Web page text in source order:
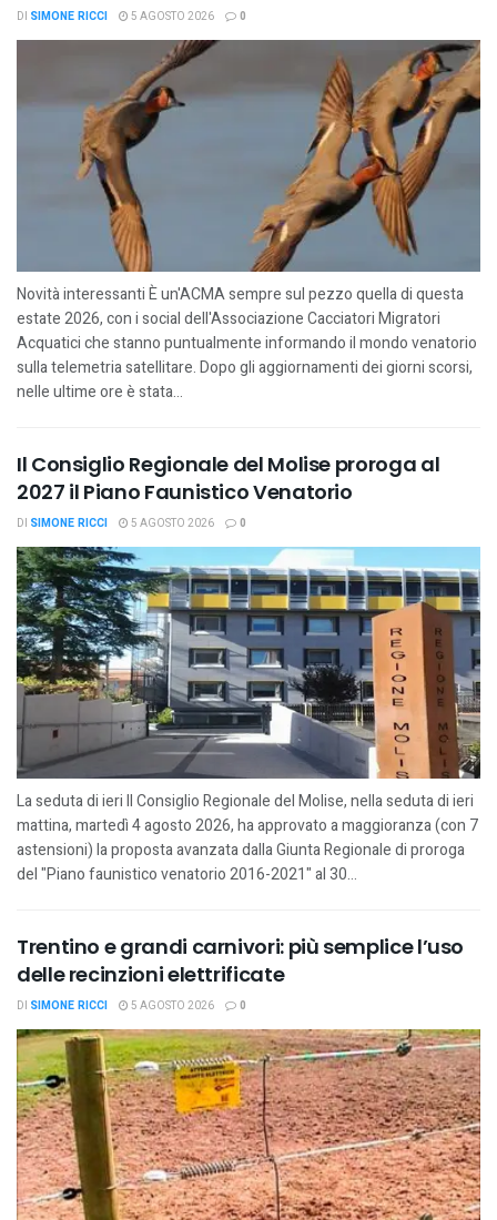
DI SIMONE RICCI 5 AGOSTO 2026 0
Novità interessanti È un'ACMA sempre sul pezzo quella di questa
estate 2026, con i social dell'Associazione Cacciatori Migratori
Acquatici che stanno puntualmente informando il mondo venatorio
sulla telemetria satellitare. Dopo gli aggiornamenti dei giorni scorsi,
nelle ultime ore è stata...
Il Consiglio Regionale del Molise proroga al
2027 il Piano Faunistico Venatorio
DI SIMONE RICCI 5 AGOSTO 2026 0
La seduta di ieri Il Consiglio Regionale del Molise, nella seduta di ieri
mattina, martedì 4 agosto 2026, ha approvato a maggioranza (con 7
astensioni) la proposta avanzata dalla Giunta Regionale di proroga
del "Piano faunistico venatorio 2016-2021" al 30...
Trentino e grandi carnivori: più semplice l’uso
delle recinzioni elettrificate
DI SIMONE RICCI 5 AGOSTO 2026 0